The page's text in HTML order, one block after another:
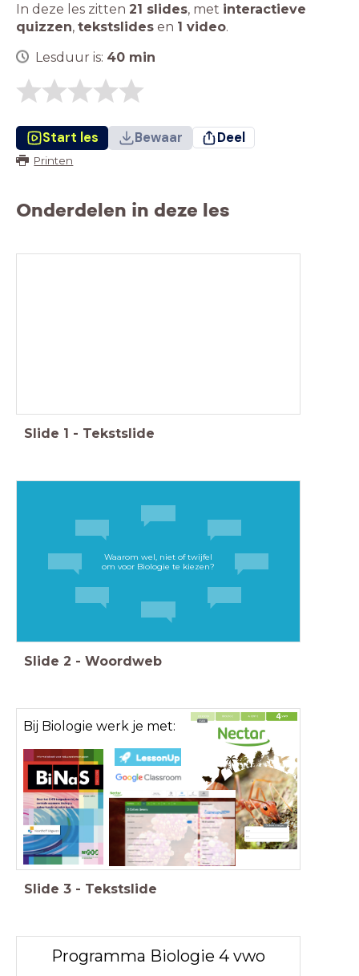
In deze les zitten 21 slides, met interactieve
quizzen, tekstslides en 1 video.
Lesduur is: 40 min
Start les Bewaar Deel
Printen
Onderdelen in deze les
Slide 1 - Tekstslide
Waarom wel, niet of twijfel
om voor Biologie te kiezen?
Slide 2 - Woordweb
Bij Biologie werk je met:
Slide 3 - Tekstslide
Programma Biologie 4 vwo